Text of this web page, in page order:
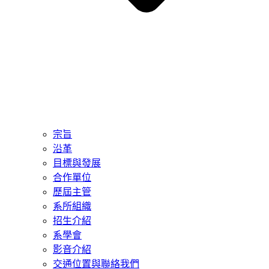
宗旨
沿革
目標與發展
合作單位
歷屆主管
系所組織
招生介紹
系學會
影音介紹
交通位置與聯絡我們